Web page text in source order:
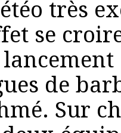
très
se
de
Sur